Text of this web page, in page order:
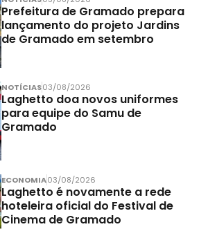
Prefeitura de Gramado prepara
lançamento do projeto Jardins
de Gramado em setembro
NOTÍCIAS03/08/2026
Laghetto doa novos uniformes
para equipe do Samu de
Gramado
ECONOMIA03/08/2026
Laghetto é novamente a rede
hoteleira oficial do Festival de
Cinema de Gramado